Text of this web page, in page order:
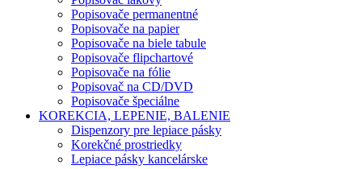
Popisovače permanentné
Popisovače na papier
Popisovače na biele tabule
Popisovače flipchartové
Popisovače na fólie
Popisovač na CD/DVD
Popisovače špeciálne
KOREKCIA, LEPENIE, BALENIE
Dispenzory pre lepiace pásky
Korekčné prostriedky
Lepiace pásky kancelárske